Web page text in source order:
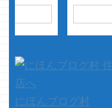
いですスーパ
あっており
無く 車で10
ンド PSで
ではスゲ
書いてい
件 完成で
にほんブログ村